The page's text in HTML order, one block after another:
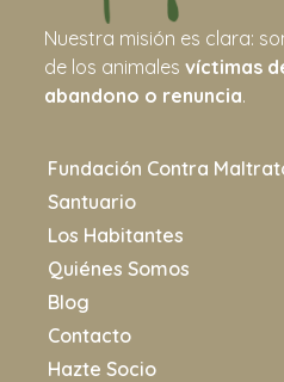
Nuestra misión es clara:
de los animales víctimas
abandono o renuncia.
Fundación Contra
Santuario
Los Habitantes
Quiénes Somos
Blog
Contacto
Hazte Socio